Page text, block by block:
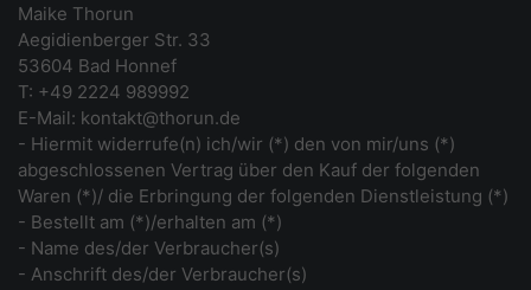
Maike Thorun
Aegidienberger Str. 33
53604 Bad Honnef
T: +49 2224 989992
E-Mail: kontakt@thorun.de
- Hiermit widerrufe(n) ich/wir (*) den von mir/uns (*)
abgeschlossenen Vertrag über den Kauf der folgenden
Waren (*)/ die Erbringung der folgenden Dienstleistung (*)
- Bestellt am (*)/erhalten am (*)
- Name des/der Verbraucher(s)
- Anschrift des/der Verbraucher(s)